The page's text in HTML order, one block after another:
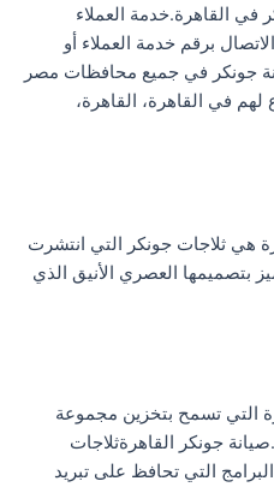
القاهرة.خدمة العملاء
برقم خدمة العملاء أو
جونكر في جميع محافظات مصر
في القاهرة، القاهرة،
هي ثلاجات جونكر التي انتشرت
العصري الأنيق الذي
التي تسمح بتخزين مجموعة
جونكر القاهرةثلاجات
التي تحافظ على تبريد